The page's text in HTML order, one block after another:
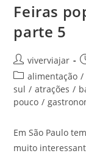
Feiras
parte 5
Autor
do
post:
viverviajar
Categoria
do
post:
alimentação /
sul / atrações /
pouco /
Em São Paulo
muito